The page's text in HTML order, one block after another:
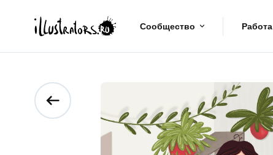
Сообщество Работа